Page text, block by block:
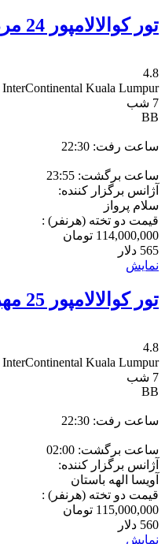
تور کوالالامپور 24 مرداد 1405
4.8
InterContinental Kuala Lumpur
7 شب
BB
ساعت رفت: 22:30
ساعت برگشت: 23:55
آژانس برگزار کننده:
سلام پرواز
قیمت دو تخته (هرنفر) :
114,000,000 تومان
565 دلار
نمایش
تور کوالالامپور 25 مهر 1405
4.8
InterContinental Kuala Lumpur
7 شب
BB
ساعت رفت: 22:30
ساعت برگشت: 02:00
آژانس برگزار کننده:
آویسا الهه باستان
قیمت دو تخته (هرنفر) :
115,000,000 تومان
560 دلار
نمایش